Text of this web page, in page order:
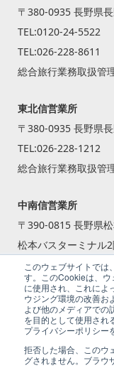
このウェブサイトでは
す。このCookieは、ウ
に使用され、これによ
ウジング環境の改善お
よび他のメディアでの
を目的として使用され
プライバシーポリシー
拒否した場合、このウ
グされません。ブラウ
〒380-0935 長野県
TEL:0120-24-5522
TEL:026-228-8611
総合旅行業務取扱管
東北信営業所
〒380-0935 長野県
TEL:026-228-1212
総合旅行業務取扱管
中南信営業所
〒390-0815 長野県
松本バスターミナル
TEL:0263-87-2240
総合旅行業務取扱